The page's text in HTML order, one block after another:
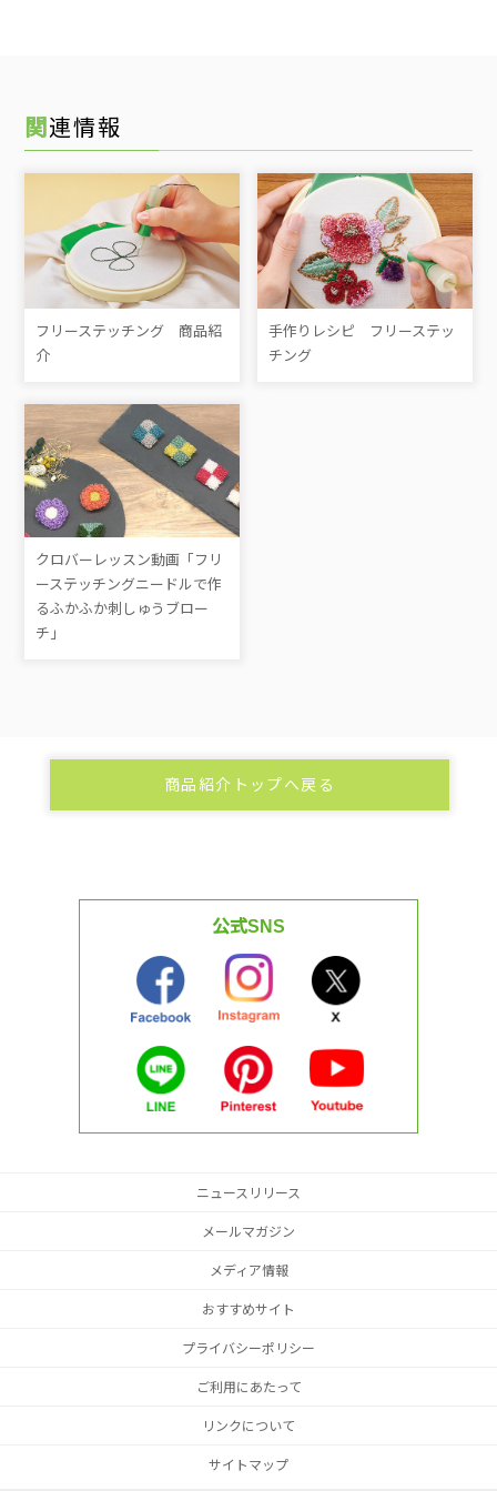
関連情報
フリーステッチング 商品紹
介
手作りレシピ フリーステッ
チング
クロバーレッスン動画「フリ
ーステッチングニードルで作
るふかふか刺しゅうブロー
チ」
商品紹介トップへ戻る
公式SNS
ニュースリリース
メールマガジン
メディア情報
おすすめサイト
プライバシーポリシー
ご利用にあたって
リンクについて
サイトマップ